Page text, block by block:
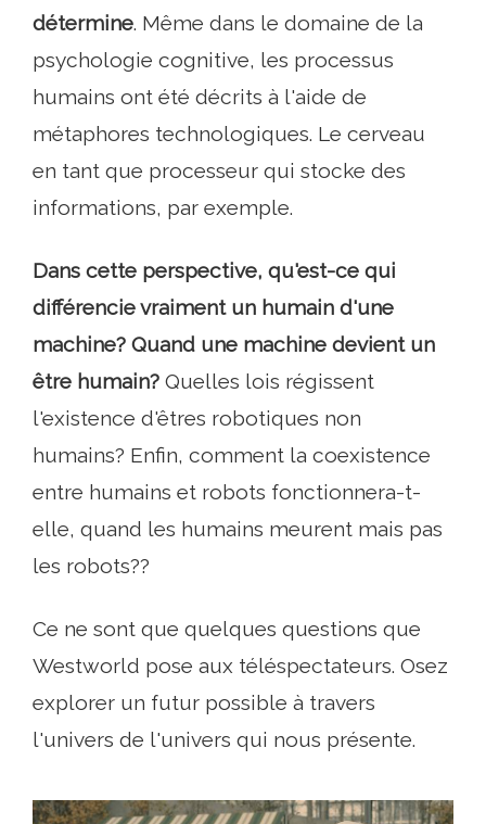
détermine. Même dans le domaine de la
psychologie cognitive, les processus
humains ont été décrits à l'aide de
métaphores technologiques. Le cerveau
en tant que processeur qui stocke des
informations, par exemple.
Dans cette perspective, qu'est-ce qui
différencie vraiment un humain d'une
machine? Quand une machine devient un
être humain? Quelles lois régissent
l'existence d'êtres robotiques non
humains? Enfin, comment la coexistence
entre humains et robots fonctionnera-t-
elle, quand les humains meurent mais pas
les robots??
Ce ne sont que quelques questions que
Westworld pose aux téléspectateurs. Osez
explorer un futur possible à travers
l'univers de l'univers qui nous présente.